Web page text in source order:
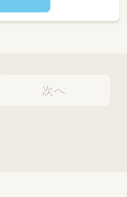
の運営に必要な書類の作
次へ